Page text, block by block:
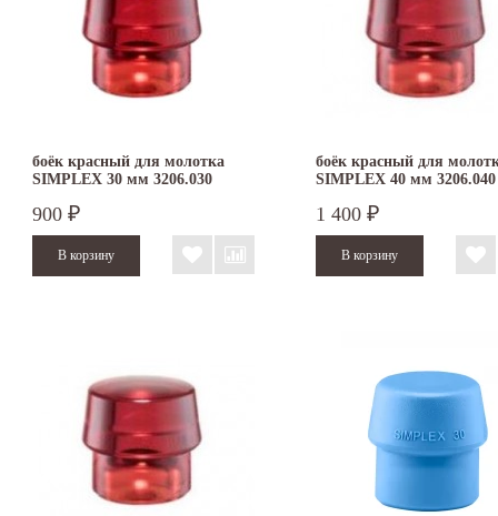
боёк красный для молотка
SIMPLEX 30 мм 3206.030
900 ₽
боёк красный для
SIMPLEX 40 мм 3206.040
1 400 ₽